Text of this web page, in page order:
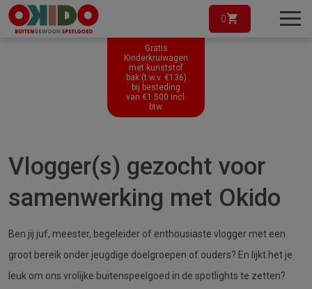
0
Gratis
Kinderkruiwagen
met kunststof
bak (t.w.v. €136)
bij besteding
van €1.500 incl.
btw.
Vlogger(s) gezocht voor
samenwerking met Okido
Ben jij juf, meester, begeleider of enthousiaste vlogger met een
groot bereik onder jeugdige doelgroepen of ouders? En lijkt het je
leuk om ons vrolijke buitenspeelgoed in de spotlights te zetten?